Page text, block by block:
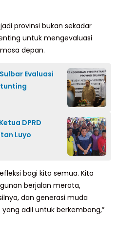
provinsi bukan sekadar
untuk mengevaluasi
depan.
Evaluasi
DPRD
Luyo
bagi kita semua. Kita
berjalan merata,
dan generasi muda
adil untuk berkembang,”